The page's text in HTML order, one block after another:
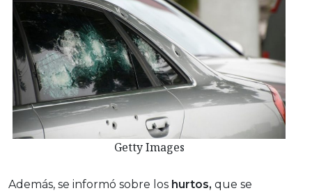
Getty Images
Además, se informó sobre los hurtos, que se